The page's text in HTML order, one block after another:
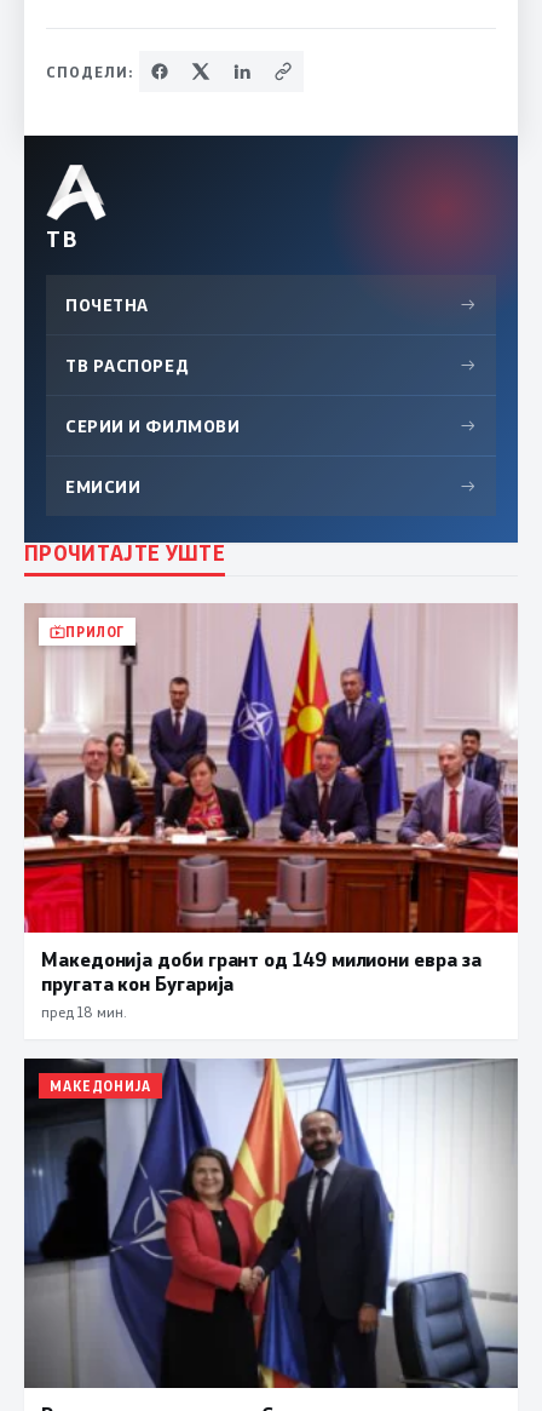
СПОДЕЛИ:
ТВ
ПОЧЕТНА →
ТВ РАСПОРЕД →
СЕРИИ И ФИЛМОВИ →
ЕМИСИИ →
ПРОЧИТАЈТЕ УШТЕ
ПРИЛОГ
Македонија доби грант од 149 милиони евра за
пругата кон Бугарија
пред 18 мин.
МАКЕДОНИЈА